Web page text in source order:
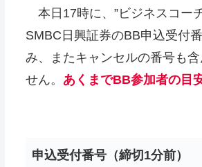
本日17時に、”ビジネスコー
SMBC日興証券のBB申込受付
み、またキャンセルの番号も
せん。 あくまでBB参加者の目
申込受付番号（締切1分前）